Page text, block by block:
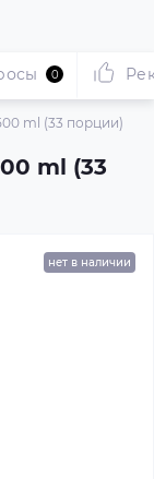
ml (33 порции)
ml (33
0
нет в наличии